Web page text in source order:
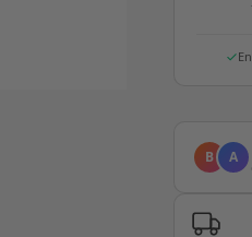
B A